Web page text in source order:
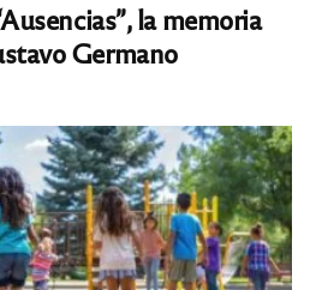
la memoria
Germano